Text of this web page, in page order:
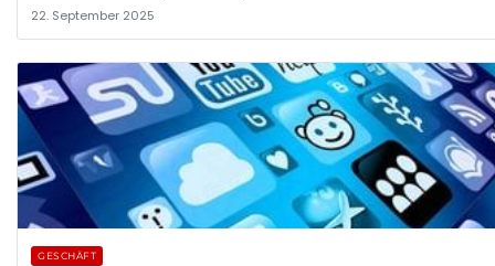
22. September 2025
GESCHÄFT